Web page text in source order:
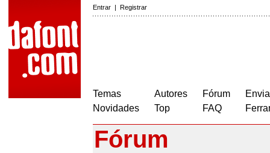
Entrar | Registrar
Temas
Novidades
Autores
Top
Fórum
FAQ
Fórum